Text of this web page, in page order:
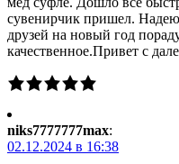
сувенирчик пришел.
друзей на новый год
качественное.Привет с
niks7777777max:
02.12.2024 в 16:38